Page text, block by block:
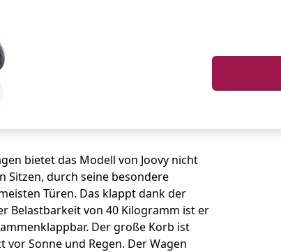
bietet das Modell von Joovy nicht
Sitzen, durch seine besondere
Türen. Das klappt dank der
Belastbarkeit von 40 Kilogramm ist er
Der große Korb ist
Sonne und Regen. Der Wagen